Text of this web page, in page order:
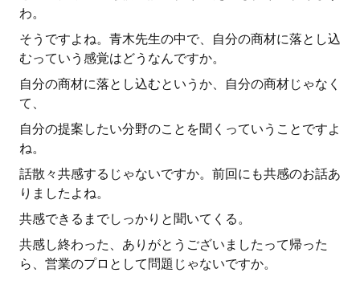
わ。
そうですよね。青木先生の中で、自分の商材に落とし込
むっていう感覚はどうなんですか。
自分の商材に落とし込むというか、自分の商材じゃなく
て、
自分の提案したい分野のことを聞くっていうことですよ
ね。
話散々共感するじゃないですか。前回にも共感のお話あ
りましたよね。
共感できるまでしっかりと聞いてくる。
共感し終わった、ありがとうございましたって帰った
ら、営業のプロとして問題じゃないですか。